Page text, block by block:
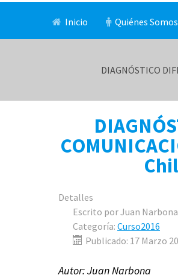
Inicio Quiénes Somos
DIAGNÓSTICO
Detalles
Escrito porJuan Narbona
Categoría: Curso2016
Publicado: 17 Marzo
Autor: Juan Narbona